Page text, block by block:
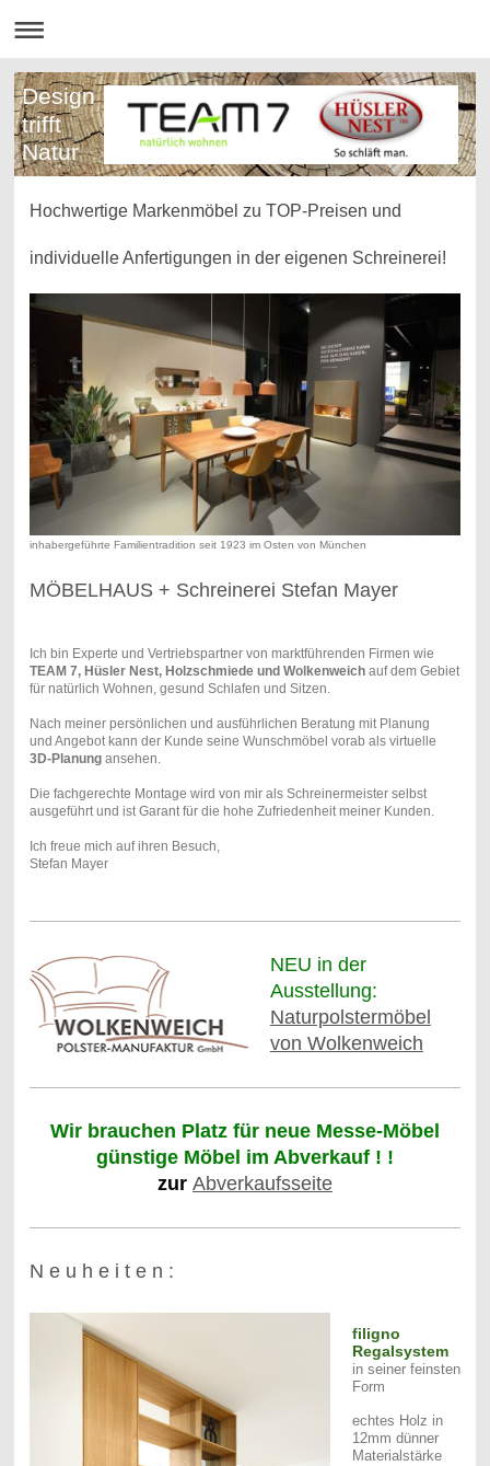
Design
trifft
Natur
Hochwertige Markenmöbel zu TOP-Preisen und
individuelle Anfertigungen in der eigenen Schreinerei!
inhabergeführte Familientradition seit 1923 im Osten von München
MÖBELHAUS + Schreinerei Stefan Mayer
Ich bin Experte und Vertriebspartner von marktführenden Firmen wie
TEAM 7, Hüsler Nest, Holzschmiede und Wolkenweich auf dem Gebiet
für natürlich Wohnen, gesund Schlafen und Sitzen.
Nach meiner persönlichen und ausführlichen Beratung mit Planung
und Angebot kann der Kunde seine Wunschmöbel vorab als virtuelle
3D-Planungansehen.
Die fachgerechte Montage wird von mir als Schreinermeister selbst
ausgeführt und ist Garant für die hohe Zufriedenheit meiner Kunden.
Ich freue mich auf ihren Besuch,
Stefan Mayer
NEU in der
Ausstellung:
Naturpolstermöbel
von Wolkenweich
Wir brauchen Platz für neue Messe-Möbel
günstige Möbel im Abverkauf ! !
zur Abverkaufsseite
N e u h e i t e n :
filigno
Regalsystem
in seiner feinsten
Form
echtes Holz in
12mm dünner
Materialstärke